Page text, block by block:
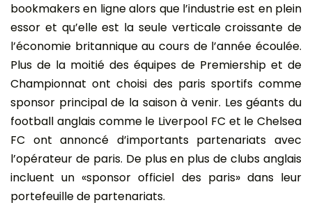
bookmakers en ligne alors que l’industrie est en plein
essor et qu’elle est la seule verticale croissante de
l’économie britannique au cours de l’année écoulée.
Plus de la moitié des équipes de Premiership et de
Championnat ont choisi des paris sportifs comme
sponsor principal de la saison à venir. Les géants du
football anglais comme le Liverpool FC et le Chelsea
FC ont annoncé d’importants partenariats avec
l’opérateur de paris. De plus en plus de clubs anglais
incluent un «sponsor officiel des paris» dans leur
portefeuille de partenariats.